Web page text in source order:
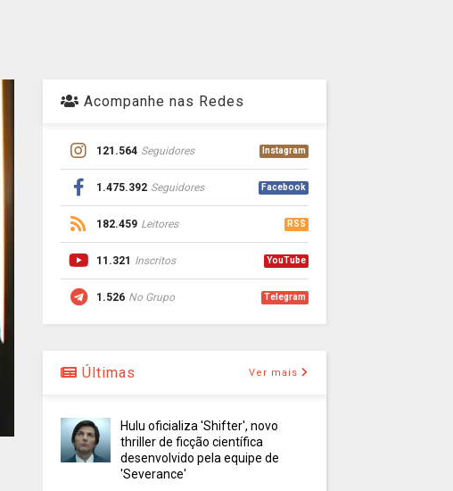
Acompanhe nas Redes
121.564 Seguidores Instagram
1.475.392 Seguidores Facebook
182.459 Leitores RSS
11.321 Inscritos YouTube
1.526 No Grupo Telegram
Últimas Ver mais
Hulu oficializa 'Shifter', novo
thriller de ficção científica
desenvolvido pela equipe de
'Severance'